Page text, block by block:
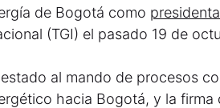
de Bogotá como presidenta
(TGI) el pasado 19 de
al mando de procesos
hacia Bogotá, y la firma